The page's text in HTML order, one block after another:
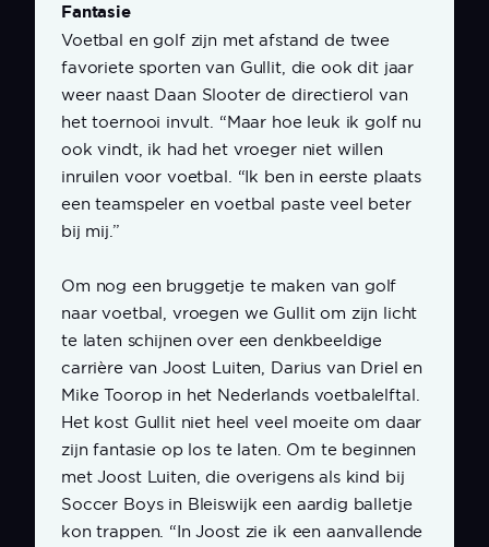
Fantasie
Voetbal en golf zijn met afstand de twee
favoriete sporten van Gullit, die ook dit jaar
weer naast Daan Slooter de directierol van
het toernooi invult. “Maar hoe leuk ik golf nu
ook vindt, ik had het vroeger niet willen
inruilen voor voetbal. “Ik ben in eerste plaats
een teamspeler en voetbal paste veel beter
bij mij.”
Om nog een bruggetje te maken van golf
naar voetbal, vroegen we Gullit om zijn licht
te laten schijnen over een denkbeeldige
carrière van Joost Luiten, Darius van Driel en
Mike Toorop in het Nederlands voetbalelftal.
Het kost Gullit niet heel veel moeite om daar
zijn fantasie op los te laten. Om te beginnen
met Joost Luiten, die overigens als kind bij
Soccer Boys in Bleiswijk een aardig balletje
kon trappen. “In Joost zie ik een aanvallende